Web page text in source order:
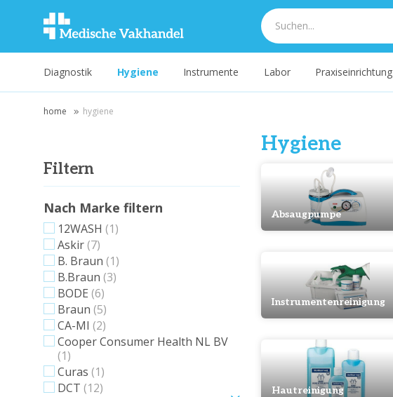
Diagnostik Hygiene Instrumente Labor Praxiseinrichtung
home hygiene
Filtern
Nach Marke filtern
12WASH (1)
Askir (7)
B. Braun (1)
B.Braun (3)
BODE (6)
Braun (5)
CA-MI (2)
Cooper Consumer Health NL BV
(1)
Curas (1)
DCT (12)
Hygiene
Absaugpumpe
Instrumentenreinigung
Hautreinigung